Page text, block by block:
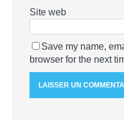
Site web
Save my name,
browser for the next